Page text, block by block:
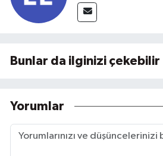
Bunlar da ilginizi çekebilir
Yorumlar